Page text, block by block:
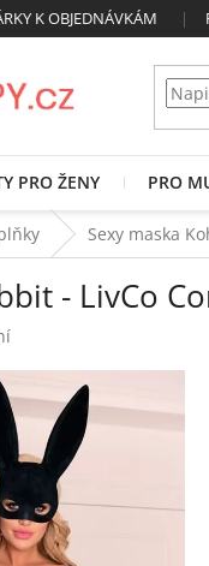
K OBJEDNÁVKÁM
PRO ŽENY PRO
Sexy maska
- LivCo